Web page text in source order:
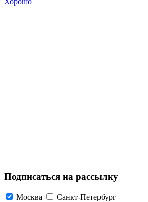
Подписаться на рассылку
Москва Санкт-Петербург